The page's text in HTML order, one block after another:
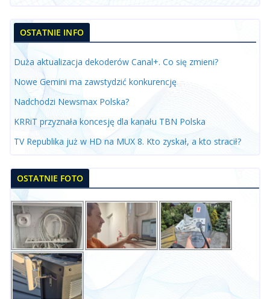
OSTATNIE INFO
Duża aktualizacja dekoderów Canal+. Co się zmieni?
Nowe Gemini ma zawstydzić konkurencję
Nadchodzi Newsmax Polska?
KRRiT przyznała koncesję dla kanału TBN Polska
TV Republika już w HD na MUX 8. Kto zyskał, a kto stracił?
OSTATNIE FOTO